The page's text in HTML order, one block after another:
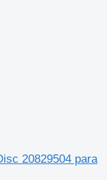
20829504 para